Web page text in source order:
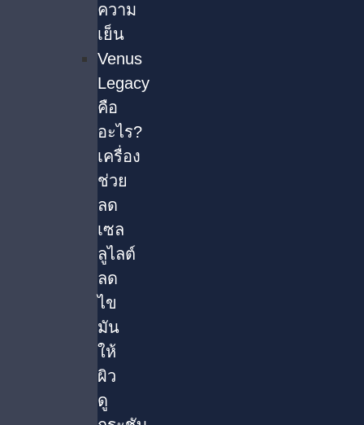
ความ
เย็น
Venus
Legacy
คือ
อะไร?
เครื่อง
ช่วย
ลด
เซล
ลูไลต์
ลด
ไข
มัน
ให้
ผิว
ดู